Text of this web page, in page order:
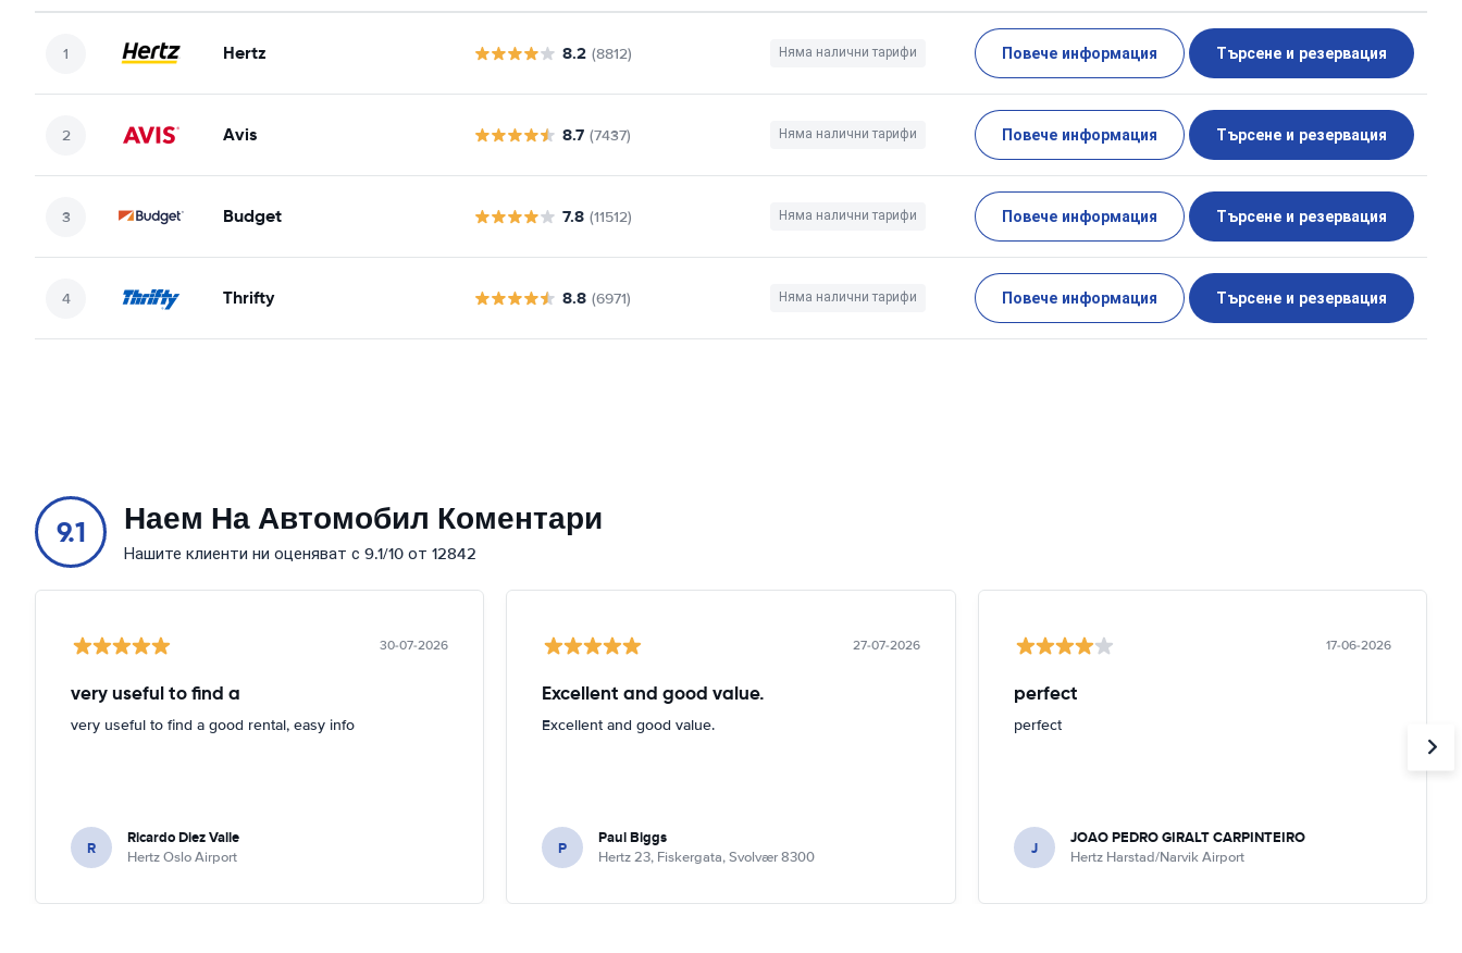
Hertz 8.2 (8812) Няма налични тарифи Повече информация Търсене и резервация
Avis 8.7 (7437) Няма налични тарифи Повече информация Търсене и резервация
Budget 7.8 (11512) Няма налични тарифи Повече информация Търсене и резервация
Thrifty 8.8 (6971) Няма налични тарифи Повече информация Търсене и резервация
9.1 Наем На Автомобил Коментари
Нашите клиенти ни оценяват с 9.1/10 от 12842
30-07-2026
very useful to find a
very useful to find a good rental, easy info
R Ricardo Diez Valle
Hertz Oslo Airport
27-07-2026
Excellent and good value.
Excellent and good value.
P Paul Biggs
Hertz 23, Fiskergata, Svolvær 8300
17-06-2026
perfect
perfect
J JOAO PEDRO GIRALT CARPINTEIRO
Hertz Harstad/Narvik Airport